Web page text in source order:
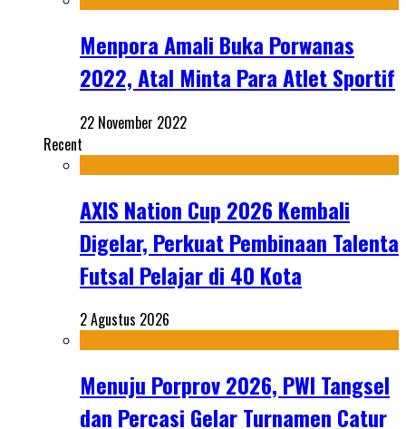
Menpora Amali Buka Porwanas
2022, Atal Minta Para Atlet Sportif
22 November 2022
Recent
AXIS Nation Cup 2026 Kembali
Digelar, Perkuat Pembinaan Talenta
Futsal Pelajar di 40 Kota
2 Agustus 2026
Menuju Porprov 2026, PWI Tangsel
dan Percasi Gelar Turnamen Catur